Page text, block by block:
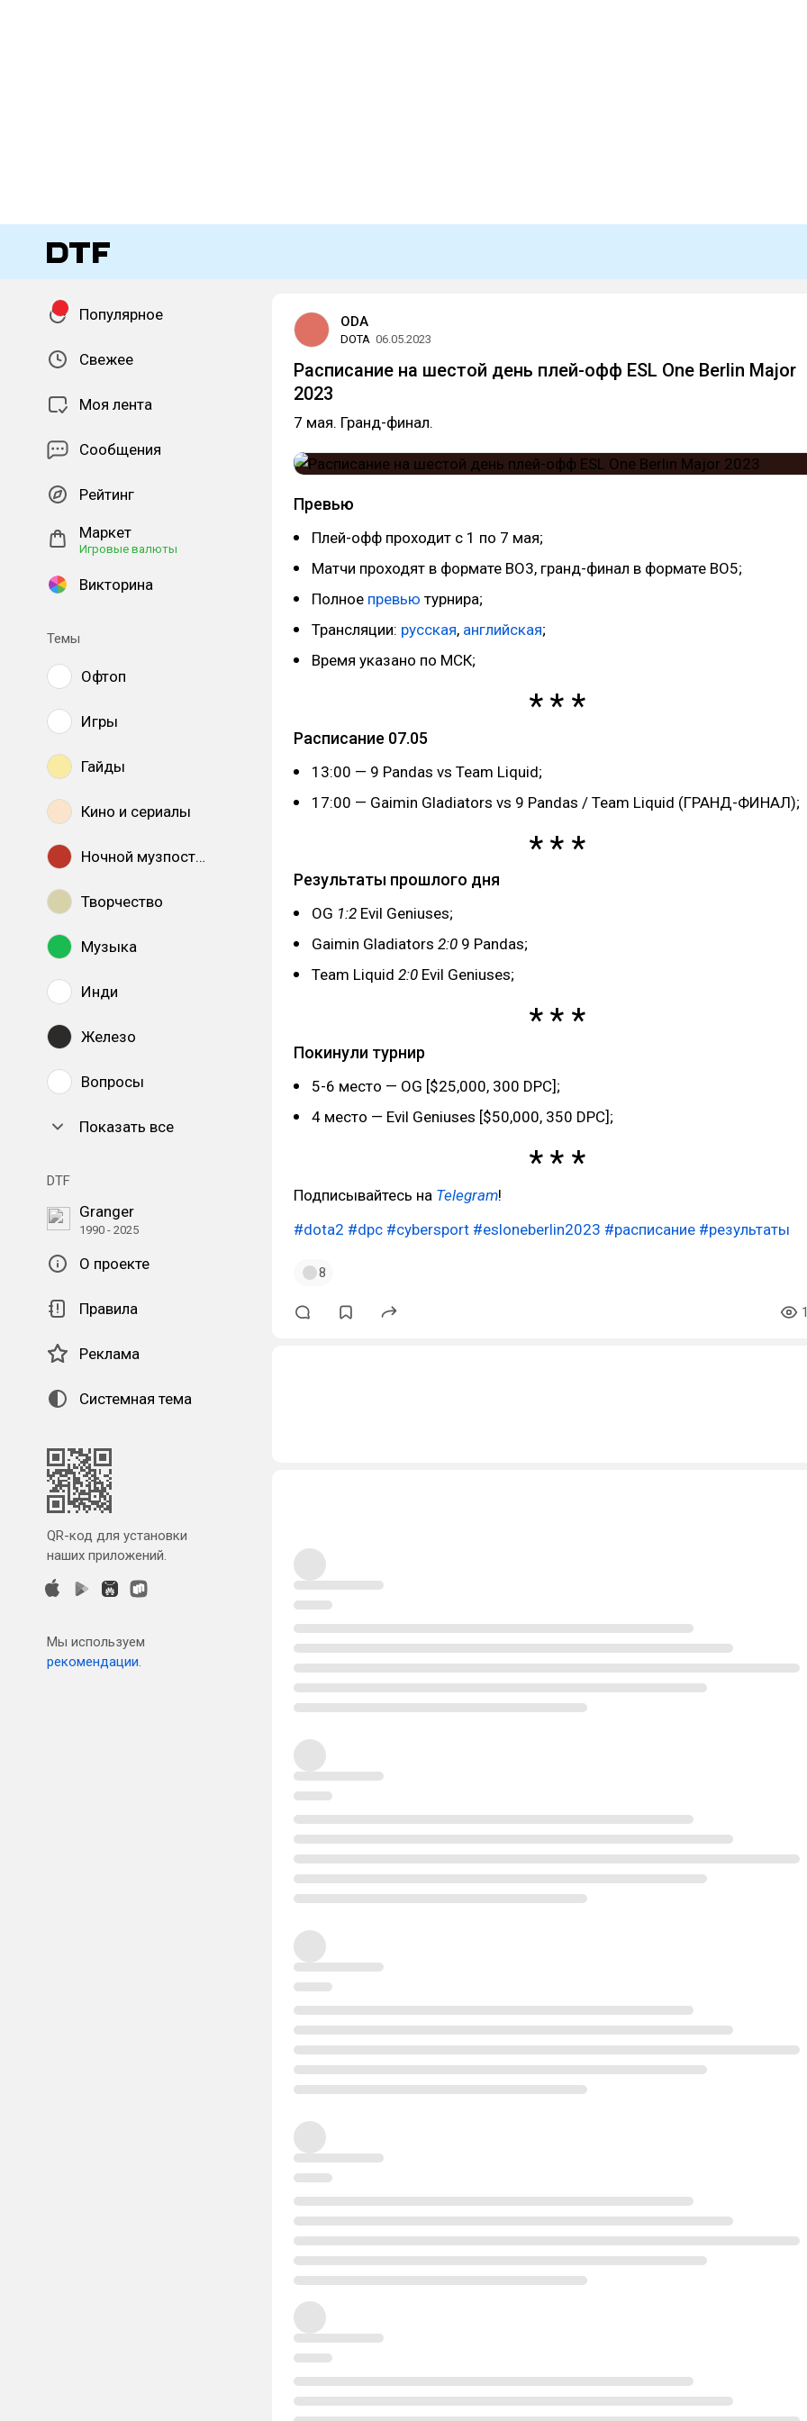
Популярное
Свежее
Моя лента
Сообщения
Рейтинг
Маркет
Игровые валюты
Викторина
Темы
Офтоп
Игры
Гайды
Кино и сериалы
Ночной музпостинг
Творчество
Музыка
Инди
Железо
Вопросы
Показать все
DTF
Granger
1990 - 2025
О проекте
Правила
Реклама
Системная тема
QR-код для установки
наших приложений.
Мы используем
рекомендации.
ODA
DOTA 06.05.2023
Расписание на шестой день плей-офф ESL One Berlin Major
2023
7 мая. Гранд-финал.
Превью
Плей-офф проходит с 1 по 7 мая;
Матчи проходят в формате BO3, гранд-финал в формате BO5;
Полное превью турнира;
Трансляции: русская, английская;
Время указано по МСК;
Расписание 07.05
13:00 — 9 Pandas vs Team Liquid;
17:00 — Gaimin Gladiators vs 9 Pandas / Team Liquid (ГРАНД-ФИНАЛ);
Результаты прошлого дня
OG 1:2 Evil Geniuses;
Gaimin Gladiators 2:0 9 Pandas;
Team Liquid 2:0 Evil Geniuses;
Покинули турнир
5-6 место — OG [$25,000, 300 DPC];
4 место — Evil Geniuses [$50,000, 350 DPC];
Подписывайтесь на Telegram!
#dota2 #dpc #cybersport #esloneberlin2023 #расписание #результаты
8